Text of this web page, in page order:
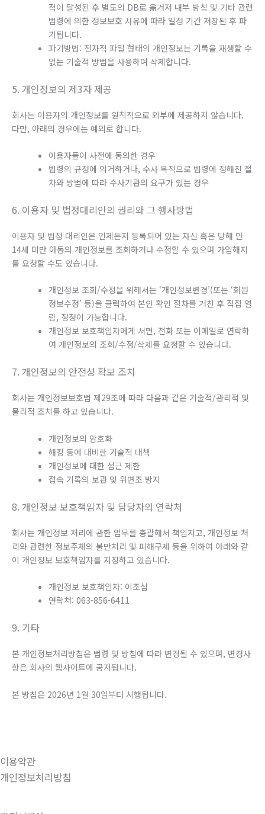
적이 달성된 후 별도의 DB로 옮겨져 내부 방침 및 기타 관련
법령에 의한 정보보호 사유에 따라 일정 기간 저장된 후 파
기됩니다.
파기방법: 전자적 파일 형태의 개인정보는 기록을 재생할 수
없는 기술적 방법을 사용하여 삭제합니다.
5. 개인정보의 제3자 제공
회사는 이용자의 개인정보를 원칙적으로 외부에 제공하지 않습니다.
다만, 아래의 경우에는 예외로 합니다.
이용자들이 사전에 동의한 경우
법령의 규정에 의거하거나, 수사 목적으로 법령에 정해진 절
차와 방법에 따라 수사기관의 요구가 있는 경우
6. 이용자 및 법정대리인의 권리와 그 행사방법
이용자 및 법정 대리인은 언제든지 등록되어 있는 자신 혹은 당해 만
14세 미만 아동의 개인정보를 조회하거나 수정할 수 있으며 가입해지
를 요청할 수도 있습니다.
개인정보 조회/수정을 위해서는 ‘개인정보변경’(또는 ‘회원
정보수정’ 등)을 클릭하여 본인 확인 절차를 거친 후 직접 열
람, 정정이 가능합니다.
개인정보 보호책임자에게 서면, 전화 또는 이메일로 연락하
여 개인정보의 조회/수정/삭제를 요청할 수 있습니다.
7. 개인정보의 안전성 확보 조치
회사는 개인정보보호법 제29조에 따라 다음과 같은 기술적/관리적 및
물리적 조치를 하고 있습니다.
개인정보의 암호화
해킹 등에 대비한 기술적 대책
개인정보에 대한 접근 제한
접속 기록의 보관 및 위변조 방지
8. 개인정보 보호책임자 및 담당자의 연락처
회사는 개인정보 처리에 관한 업무를 총괄해서 책임지고, 개인정보 처
리와 관련한 정보주체의 불만처리 및 피해구제 등을 위하여 아래와 같
이 개인정보 보호책임자를 지정하고 있습니다.
개인정보 보호책임자: 이조섭
연락처: 063-856-6411
9. 기타
본 개인정보처리방침은 법령 및 방침에 따라 변경될 수 있으며, 변경사
항은 회사의 웹사이트에 공지됩니다.
본 방침은 2026년 1월 30일부터 시행됩니다.
이용약관
개인정보처리방침